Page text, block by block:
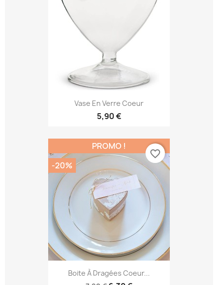
Vase En Verre Coeur
5,90 €
Boite À Dragées Coeur...
PROMO !
-20%
favorite_border